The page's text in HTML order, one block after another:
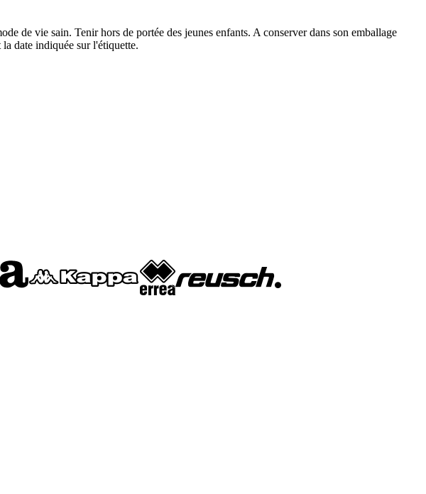
de vie sain. Tenir hors de portée des jeunes enfants. A conserver dans son emballage
date indiquée sur l'étiquette.